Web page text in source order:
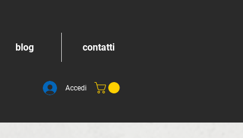
blog contatti
Accedi